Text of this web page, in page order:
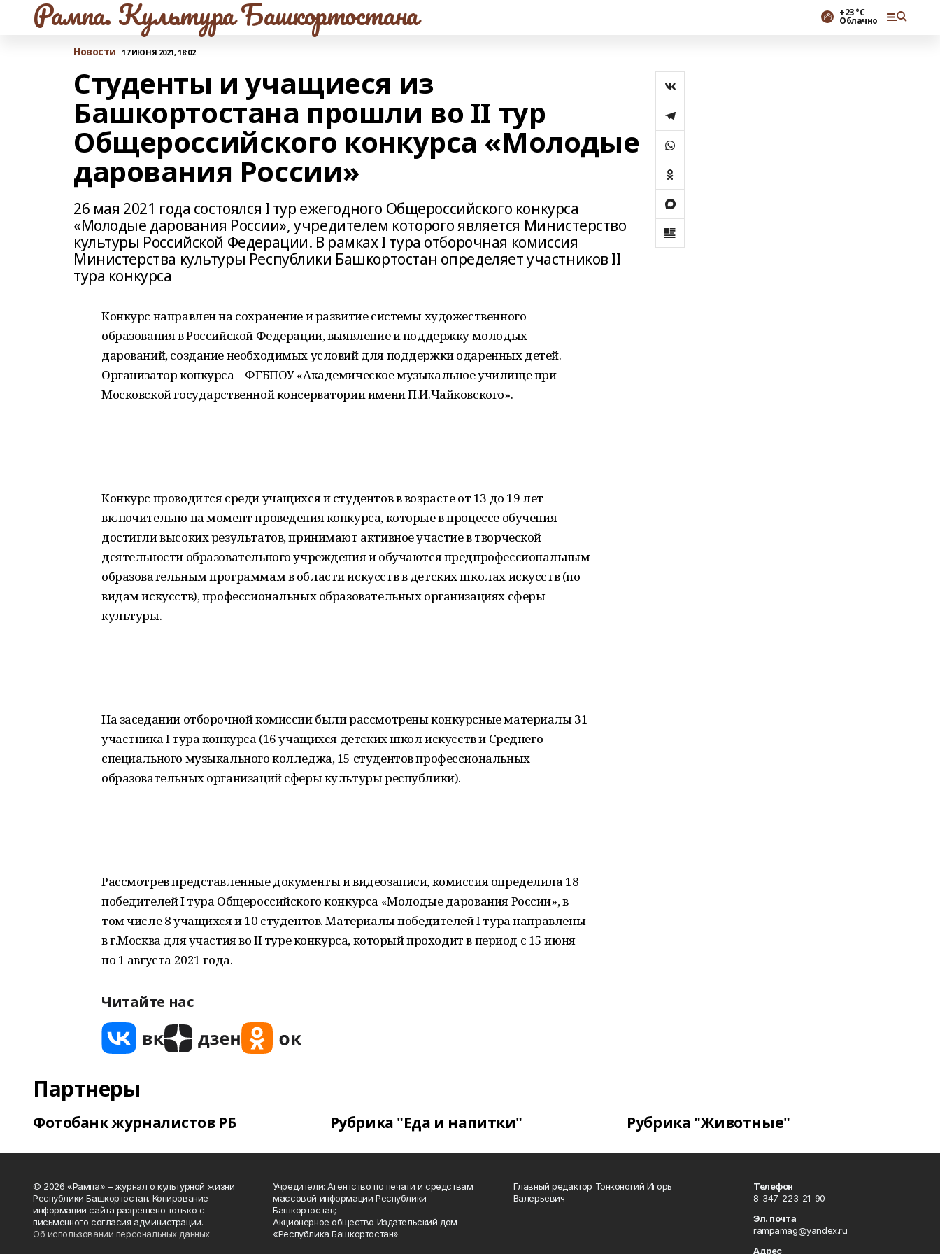
Рампа. Культура Башкортостана +23 °С
Облачно
Новости 17 ИЮНЯ 2021, 18:02
Студенты и учащиеся из
Башкортостана прошли во II тур
Общероссийского конкурса «Молодые
дарования России»
26 мая 2021 года состоялся I тур ежегодного Общероссийского конкурса
«Молодые дарования России», учредителем которого является Министерство
культуры Российской Федерации. В рамках I тура отборочная комиссия
Министерства культуры Республики Башкортостан определяет участников II
тура конкурса
Конкурс направлен на сохранение и развитие системы художественного
образования в Российской Федерации, выявление и поддержку молодых
дарований, создание необходимых условий для поддержки одаренных детей.
Организатор конкурса – ФГБПОУ «Академическое музыкальное училище при
Московской государственной консерватории имени П.И.Чайковского».
Конкурс проводится среди учащихся и студентов в возрасте от 13 до 19 лет
включительно на момент проведения конкурса, которые в процессе обучения
достигли высоких результатов, принимают активное участие в творческой
деятельности образовательного учреждения и обучаются предпрофессиональным
образовательным программам в области искусств в детских школах искусств (по
видам искусств), профессиональных образовательных организациях сферы
культуры.
На заседании отборочной комиссии были рассмотрены конкурсные материалы 31
участника I тура конкурса (16 учащихся детских школ искусств и Среднего
специального музыкального колледжа, 15 студентов профессиональных
образовательных организаций сферы культуры республики).
Рассмотрев представленные документы и видеозаписи, комиссия определила 18
победителей I тура Общероссийского конкурса «Молодые дарования России», в
том числе 8 учащихся и 10 студентов. Материалы победителей I тура направлены
в г.Москва для участия во II туре конкурса, который проходит в период с 15 июня
по 1 августа 2021 года.
Читайте нас
Партнеры
Фотобанк журналистов РБ Рубрика "Еда и напитки" Рубрика "Животные"
© 2026 «Рампа» – журнал о культурной жизни
Республики Башкортостан. Копирование
информации сайта разрешено только с
письменного согласия администрации.
Об использовании персональных данных
Учредители: Агентство по печати и средствам
массовой информации Республики
Башкортостан;
Акционерное общество Издательский дом
«Республика Башкортостан»
Главный редактор Тонконогий Игорь
Валерьевич
Телефон
8-347-223-21-90
Эл. почта
rampamag@yandex.ru
Адрес